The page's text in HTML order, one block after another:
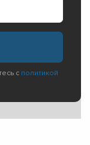
с политикой